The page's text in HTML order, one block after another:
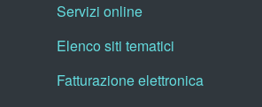
Servizi online
Elenco siti tematici
Fatturazione elettronica